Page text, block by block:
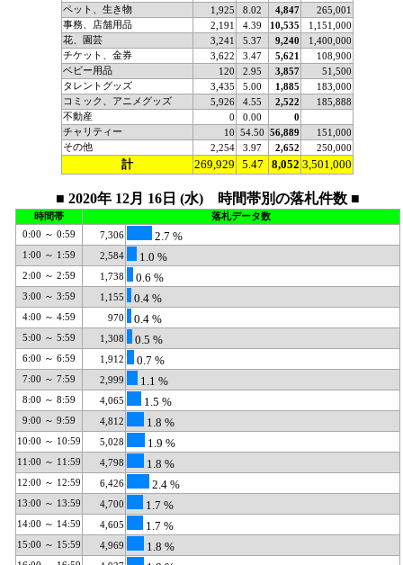
ペット、生き物 1,925 8.02 4,847
265,001
事務、店舗用品
2,191 4.39 10,535
1,151,000
花、園芸
3,241 5.37 9,240
1,400,000
チケット、金券
3,622 3.47 5,621
108,900
ベビー用品
120 2.95 3,857
51,500
タレントグッズ
3,435 5.00 1,885
183,000
コミック、アニメグッズ
5,926 4.55 2,522
185,888
不動産
0 0.00
0
チャリティー
10 54.50 56,889
151,000
その他
2,254 3.97 2,652 250,000
計 269,929 5.47 8,052 3,501,000
■ 2020年 12月 16日 (水) 時間帯別の落札件数 ■
時間帯
落札データ数
0:00 ～ 0:59
7,306 2.7 %
1:00 ～ 1:59 2,584 1.0 %
2:00 ～ 2:59 1,738 0.6 %
3:00 ～ 3:59 1,155 0.4 %
4:00 ～ 4:59 970 0.4 %
5:00 ～ 5:59 1,308 0.5 %
6:00 ～ 6:59 1,912 0.7 %
7:00 ～ 7:59 2,999 1.1 %
8:00 ～ 8:59 4,065 1.5 %
9:00 ～ 9:59 4,812 1.8 %
10:00 ～ 10:59 5,028 1.9 %
11:00 ～ 11:59 4,798 1.8 %
12:00 ～ 12:59 6,426 2.4 %
13:00 ～ 13:59 4,700 1.7 %
14:00 ～ 14:59 4,605 1.7 %
15:00 ～ 15:59 4,969 1.8 %